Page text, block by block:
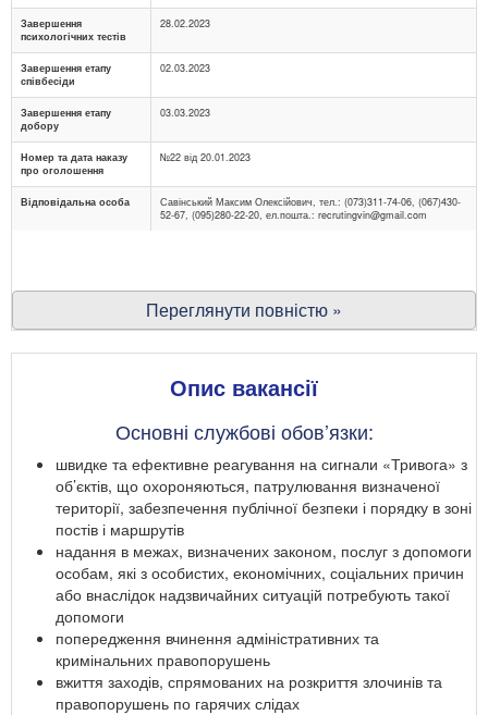
Завершення
психологічних тестів
28.02.2023
Завершення етапу
співбесіди
02.03.2023
Завершення етапу
добору
03.03.2023
Номер та дата наказу
про оголошення
№22 від 20.01.2023
Відповідальна особа
Савінський Максим Олексійович, тел.: (073)311-74-06, (067)430-
52-67, (095)280-22-20, ел.пошта.: recrutingvin@gmail.com
Переглянути повністю »
Опис вакансії
Основні службові обов’язки:
швидке та ефективне реагування на сигнали «Тривога» з
об’єктів, що охороняються, патрулювання визначеної
території, забезпечення публічної безпеки і порядку в зоні
постів і маршрутів
надання в межах, визначених законом, послуг з допомоги
особам, які з особистих, економічних, соціальних причин
або внаслідок надзвичайних ситуацій потребують такої
допомоги
попередження вчинення адміністративних та
кримінальних правопорушень
вжиття заходів, спрямованих на розкриття злочинів та
правопорушень по гарячих слідах